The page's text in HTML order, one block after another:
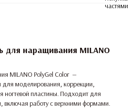
для наращивания MILANO
MILANO PolyGel Color —
моделирования, коррекции,
ногтевой пластины. Подходит для
включая работу с верхними формами.